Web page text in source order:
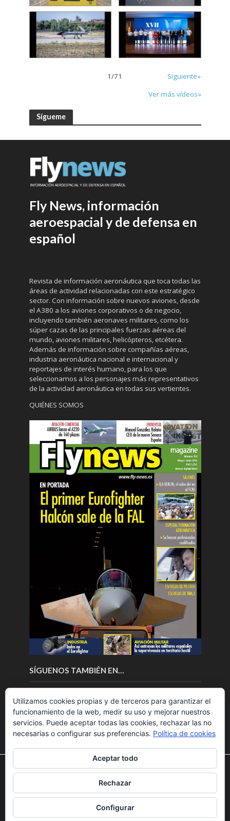
1/71
Siguiente»
Ver más vídeos»
Sígueme
Fly News, información
aeroespacial y de defensa en
español
Revista de información aeronáutica que toca todas las
áreas de actividad relacionadas con este estratégico
sector. Con información sobre nuevos aviones, desde
el A380 a los aviones corporativos o de negocio,
incluyendo también aeronaves militares, como los
súper cazas de las principales fuerzas aéreas del
mundo, aviones militares, helicópteros, etcétera.
Además de información sobre compañías aéreas,
industria aeronáutica nacional e internacional y
reportajes de interés humano, para los que
seleccionamos a los personajes más representativos
de la actividad aeronáutica en todas sus vertientes.
QUIÉNES SOMOS
SÍGUENOS TAMBIÉN EN…
Copyright © 2018.Fly News.Noticias aerospacial
UAS aviación comercial
Utilizamos cookies para ofrecerte la mejor experiencia en
nuestra web.
Puedes aprender más sobre qué cookies utilizamos o
desactivarlas en losajustes.
Utilizamos cookies propias y de terceros para garantizar el
funcionamiento de la web, medir su uso y mejorar nuestros
servicios. Puede aceptar todas las cookies, rechazar las no
necesarias o configurar sus preferencias. Política de cookies
Aceptar todo
Rechazar
Configurar